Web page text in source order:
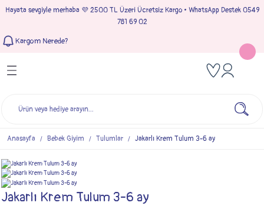
Hayata sevgiyle merhaba 💜 2500 TL Üzeri Ücretsiz Kargo • WhatsApp Destek 0549
781 69 02
Kargom Nerede?
Geri Dön
Geri Dön
Geri Dön
Geri Dön
Anasayfa Bebek Giyim Tulumlar Jakarlı Krem Tulum 3-6 ay
Jakarlı Krem Tulum 3-6 ay